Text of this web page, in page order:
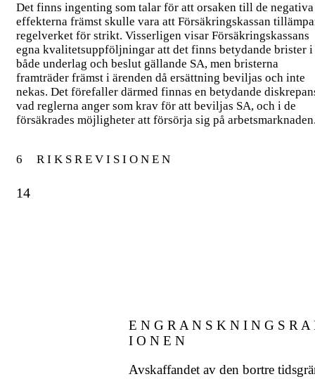
Det finns ingenting som talar för att orsaken till de negativa
effekterna främst skulle vara att Försäkringskassan
regelverket för strikt. Visserligen visar Försäkringskassans
egna kvalitetsuppföljningar att det finns betydande brister i
både underlag och beslut gällande SA, men bristerna
framträder främst i ärenden då ersättning beviljas och inte
nekas. Det förefaller därmed finnas en betydande
vad reglerna anger som krav för att beviljas SA, och i de
försäkrades möjligheter att försörja sig på
6 R I K S R E V I S I O N E N
14
E N G R A N S K N I N G S R
I O N E N
Avskaffandet av den bortre